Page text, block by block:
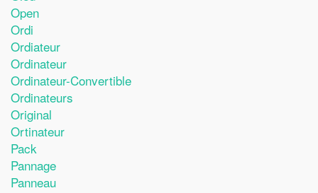
Open
Ordi
Ordiateur
Ordinateur
Ordinateur-Convertible
Ordinateurs
Original
Ortinateur
Pack
Pannage
Panneau